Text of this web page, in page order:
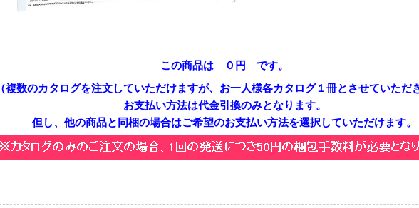
この商品は ０円 です。
（複数のカタログを注文していただけますが、お一人様各カタログ１冊とさせていただ
お支払い方法は代金引換のみとなります。
但し、他の商品と同梱の場合はご希望のお支払い方法を選択していただけます。